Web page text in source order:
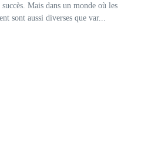
Mais dans un monde où les
sont aussi diverses que var...